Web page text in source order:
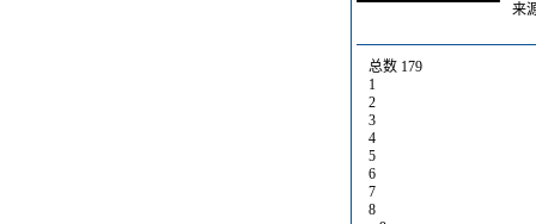
来
总数 179
1
2
3
4
5
6
7
8